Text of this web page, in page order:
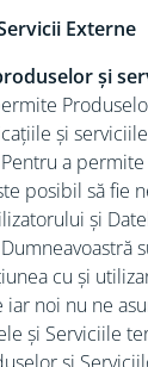
Externe
și
și
a
posibil să fie
și
cu și
noi nu ne
și Serviciile